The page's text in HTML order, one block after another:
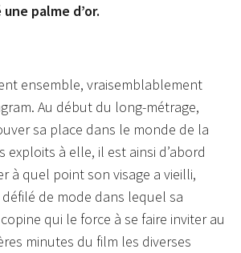
palme d’or.
ensemble, vraisemblablement
Au début du long-métrage,
sa place dans le monde de la
à elle, il est ainsi d’abord
à quel point son visage a vieilli,
de mode dans lequel sa
qui le force à se faire inviter au
minutes du film les diverses